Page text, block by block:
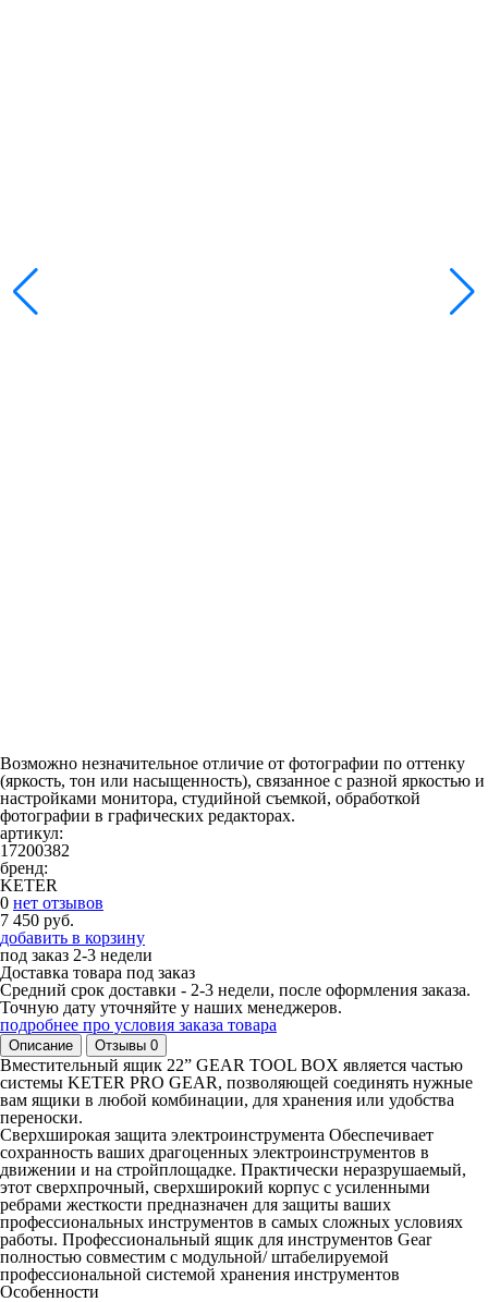
Возможно незначительное отличие от фотографии по оттенку
(яркость, тон или насыщенность), связанное с разной яркостью и
настройками монитора, студийной съемкой, обработкой
фотографии в графических редакторах.
артикул:
17200382
бренд:
KETER
0 нет отзывов
7 450 руб.
добавить в корзину
под заказ 2-3 недели
Доставка товара под заказ
Средний срок доставки - 2-3 недели, после оформления заказа.
Точную дату уточняйте у наших менеджеров.
подробнее про условия заказа товара
Описание Отзывы 0
Вместительный ящик 22” GEAR TOOL BOX является частью
системы KETER PRO GEAR, позволяющей соединять нужные
вам ящики в любой комбинации, для хранения или удобства
переноски.
Сверхширокая защита электроинструмента Обеспечивает
сохранность ваших драгоценных электроинструментов в
движении и на стройплощадке. Практически неразрушаемый,
этот сверхпрочный, сверхширокий корпус с усиленными
ребрами жесткости предназначен для защиты ваших
профессиональных инструментов в самых сложных условиях
работы. Профессиональный ящик для инструментов Gear
полностью совместим с модульной/ штабелируемой
профессиональной системой хранения инструментов
Особенности